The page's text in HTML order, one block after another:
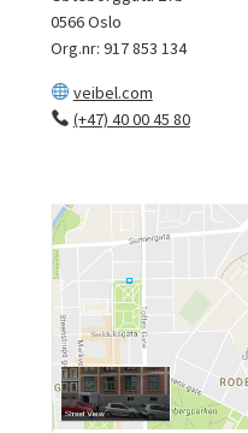
0566 Oslo
Org.nr: 917 853 134
veibel.com
(+47) 40 00 45 80